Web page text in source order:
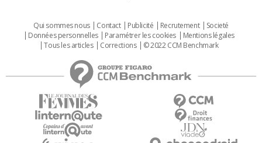
Qui sommes nous Contact Publicité Recrutement
Societé
Données personnelles
Paramétrer les cookies
Mentions légales
Tous les articles
Corrections © 2022 CCM Benchmark